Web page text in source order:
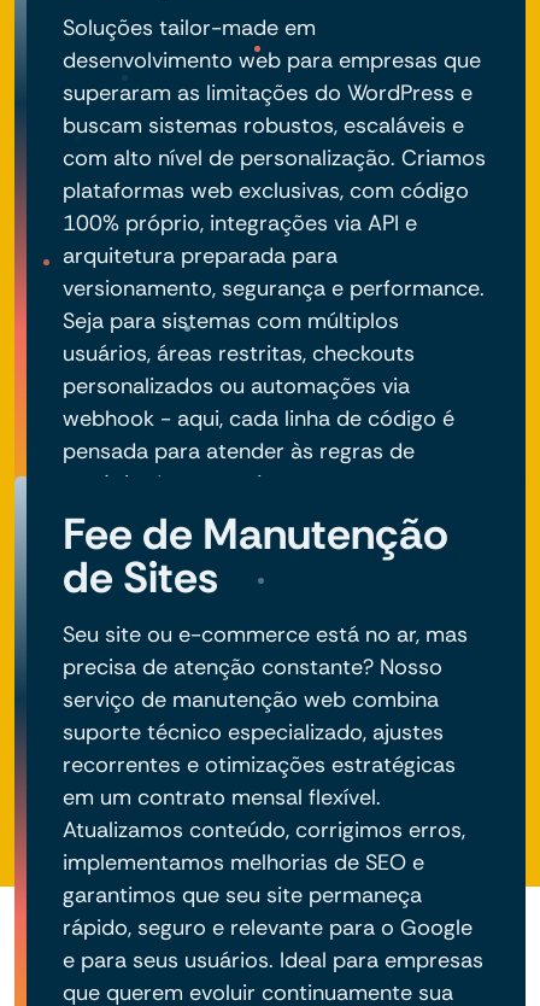
Soluções tailor-made em
desenvolvimento web para empresas que
superaram as limitações do WordPress e
buscam sistemas robustos, escaláveis e
com alto nível de personalização. Criamos
plataformas web exclusivas, com código
100% próprio, integrações via API e
arquitetura preparada para
versionamento, segurança e performance.
Seja para sistemas com múltiplos
usuários, áreas restritas, checkouts
personalizados ou automações via
webhook - aqui, cada linha de código é
pensada para atender às regras de
negócio do seu projeto.
Fee de Manutenção
de Sites
Seu site ou e-commerce está no ar, mas
precisa de atenção constante? Nosso
serviço de manutenção web combina
suporte técnico especializado, ajustes
recorrentes e otimizações estratégicas
em um contrato mensal flexível.
Atualizamos conteúdo, corrigimos erros,
implementamos melhorias de SEO e
garantimos que seu site permaneça
rápido, seguro e relevante para o Google
e para seus usuários. Ideal para empresas
que querem evoluir continuamente sua